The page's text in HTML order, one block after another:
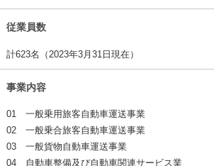
従業員数
計623名（2023年3月31日現在）
事業内容
01 一般乗用旅客自動車運送事業
02 一般乗合旅客自動車運送事業
03 一般貨物自動車運送事業
04 自動車整備及び自動車関連サービス業